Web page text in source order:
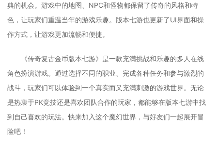
典的机会。游戏中的地图、NPC和怪物都保留了传奇的风格和特
色，让玩家们重温当年的游戏乐趣。版本七游也更新了UI界面和操
作方式，让游戏更加流畅和便捷。
《传奇复古金币版本七游》是一款充满挑战和乐趣的多人在线
角色扮演游戏。通过选择不同的职业、完成各种任务和参与激烈的
战斗，玩家们可以体验到一个真实而又充满刺激的游戏世界。无论
是热衷于PK竞技还是喜欢团队合作的玩家，都能够在版本七游中找
到自己喜欢的玩法。快来加入这个魔幻世界，与好友们一起展开冒
险吧！